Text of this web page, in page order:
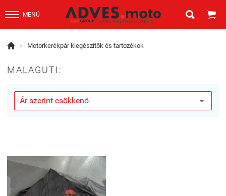
MENÜ  
 » Motorkerékpár kiegészítők és tartozékok
MALAGUTI: